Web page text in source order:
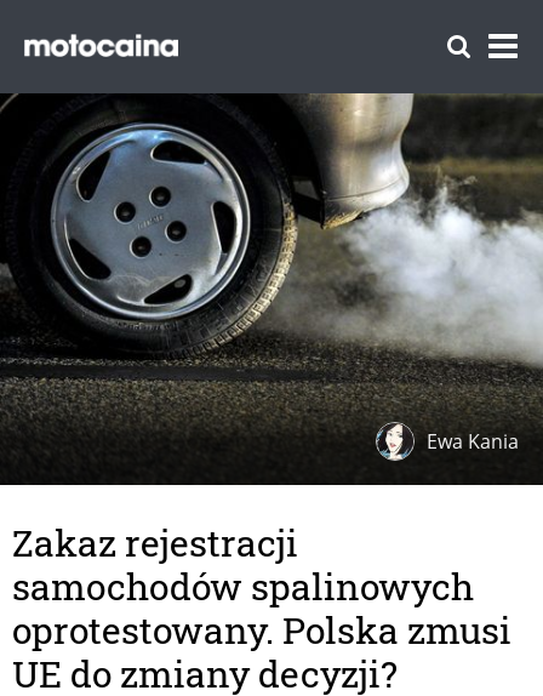
Ewa Kania
Zakaz rejestracji
samochodów spalinowych
oprotestowany. Polska zmusi
UE do zmiany decyzji?